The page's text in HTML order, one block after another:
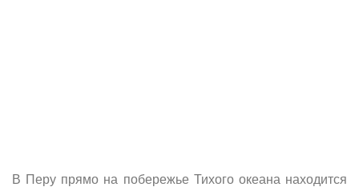
В Перу прямо на побережье Тихого океана находится